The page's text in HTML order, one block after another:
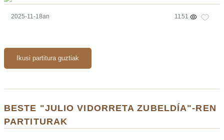
2025-11-18an 1151
Ikusi partitura guztiak
BESTE "JULIO VIDORRETA ZUBELDÍA"-REN
PARTITURAK